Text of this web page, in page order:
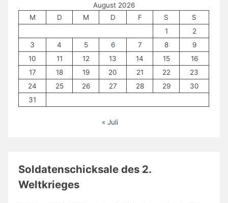
August 2026
M
D M D F S
S
1
2
3
4 5 6 7 8
9
10
11 12 13 14 15
16
17
18 19 20 21 22
23
24
25 26 27 28 29
30
31
« Juli
Soldatenschicksale des 2.
Weltkrieges